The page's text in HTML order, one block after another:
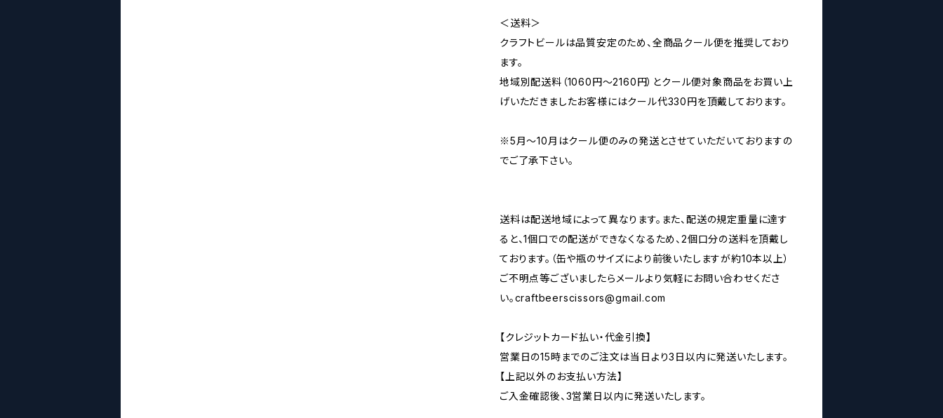
＜送料＞
クラフトビールは品質安定のため、全商品クール便を推奨しており
ます。
地域別配送料（1060円～2160円）とクール便対象商品をお買い上
げいただきましたお客様にはクール代330円を頂戴しております。
※5月～10月はクール便のみの発送とさせていただいておりますの
でご了承下さい。
送料は配送地域によって異なります。また、配送の規定重量に達す
ると、1個口での配送ができなくなるため、2個口分の送料を頂戴し
ております。（缶や瓶のサイズにより前後いたしますが約10本以上）
ご不明点等ございましたらメールより気軽にお問い合わせくださ
い。craftbeerscissors@gmail.com
【クレジットカード払い・代金引換】
営業日の15時までのご注文は当日より3日以内に発送いたします。
【上記以外のお支払い方法】
ご入金確認後、3営業日以内に発送いたします。